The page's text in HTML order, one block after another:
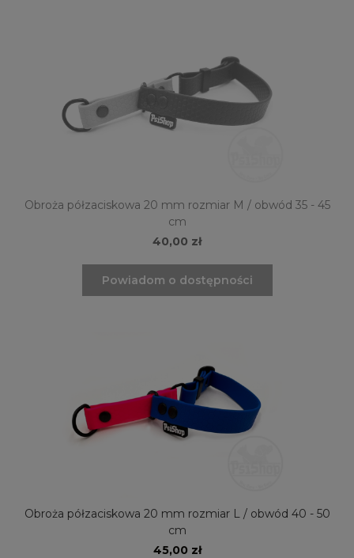
Obroża półzaciskowa 20 mm rozmiar M / obwód 35 - 45
cm
40,00 zł
Powiadom o dostępności
Obroża półzaciskowa 20 mm rozmiar L / obwód 40 - 50
cm
45,00 zł